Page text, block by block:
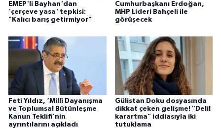
EMEP'li Bayhan'dan
'çerçeve yasa' tepkisi:
"Kalıcı barış getirmiyor"
Cumhurbaşkanı Erdoğan,
MHP Lideri Bahçeli ile
görüşecek
Feti Yıldız, ‘Millî Dayanışma
ve Toplumsal Bütünleşme
Kanun Teklifi'nin
ayrıntılarını açıkladı
Gülistan Doku dosyasında
dikkat çeken gelişme! "Delil
karartma" iddiasıyla iki
tutuklama